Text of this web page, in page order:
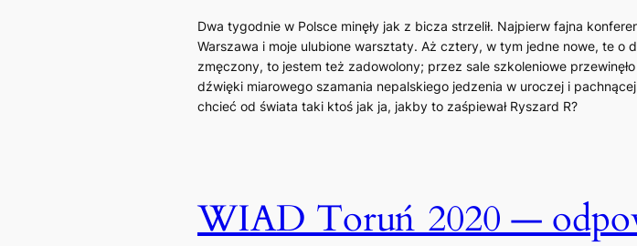
Dwa tygodnie w Polsce minęły jak z bicza strzelił. Najpierw fajna
Warszawa i moje ulubione warsztaty. Aż cztery, w tym jedne nowe, te o
zmęczony, to jestem też zadowolony; przez sale szkoleniowe
dźwięki miarowego szamania nepalskiego jedzenia w uroczej i
chcieć od świata taki ktoś jak ja, jakby to zaśpiewał Ryszard R?
WIAD Toruń 2020 —